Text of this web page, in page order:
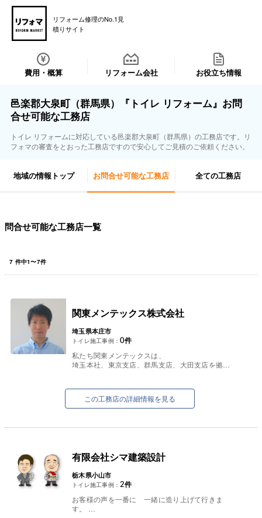
リフォーム修理のNo.1見
積りサイト
費用・概算 リフォーム会社 お役立ち情報
邑楽郡大泉町（群馬県）『トイレ リフォーム』お問
合せ可能な工務店
トイレ リフォームに対応している邑楽郡大泉町（群馬県）の工務店です。リ
フォマの審査をとおった工務店ですので安心してご見積のご依頼ください。
地域の情報トップ お問合せ可能な工務店 全ての工務店
問合せ可能な工務店一覧
7 件中1〜7件
関東メンテックス株式会社
埼玉県本庄市
トイレ施工事例： 0件
私たち関東メンテックスは、
埼玉本社、東京支店、群馬支店、大田支店を拠点
この工務店の詳細情報を見る
有限会社シマ建築設計
栃木県小山市
トイレ施工事例： 2件
お客様の声を一番に 一緒に造り上げて行きま
す。